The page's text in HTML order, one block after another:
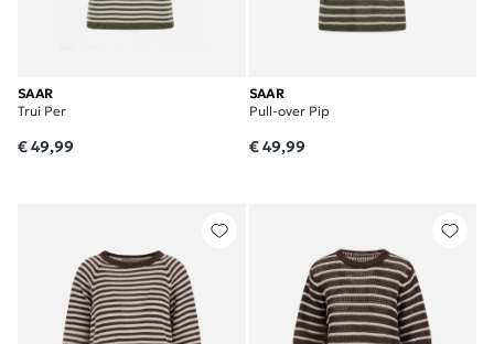
SAAR
Trui Per
€ 49,99
SAAR
Pull-over Pip
€ 49,99